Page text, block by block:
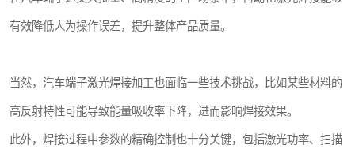
有效降低人为操作误差，提升整体产品质量。
当然，汽车端子激光焊接加工也面临一些技术挑战，比如某些材料的
高反射特性可能导致能量吸收率下降，进而影响焊接效果。
此外，焊接过程中参数的精确控制也十分关键，包括激光功率、扫描